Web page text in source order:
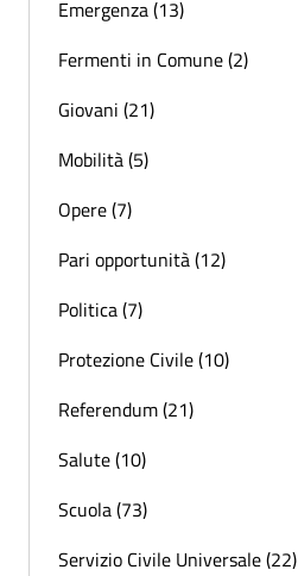
Emergenza (13)
Fermenti in Comune (2)
Giovani (21)
Mobilità (5)
Opere (7)
Pari opportunità (12)
Politica (7)
Protezione Civile (10)
Referendum (21)
Salute (10)
Scuola (73)
Servizio Civile Universale (22)